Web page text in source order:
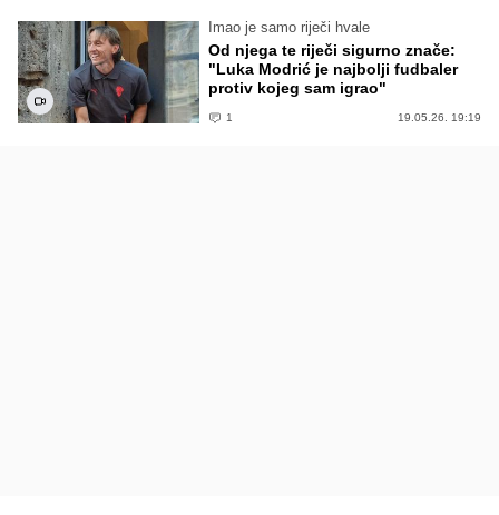
Imao je samo riječi hvale
Od njega te riječi sigurno znače:
"Luka Modrić je najbolji fudbaler
protiv kojeg sam igrao"
1 19.05.26. 19:19